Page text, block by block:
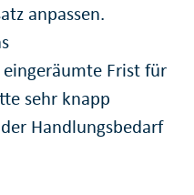
anpassen.
eingeräumte Frist für
sehr knapp
Handlungsbedarf